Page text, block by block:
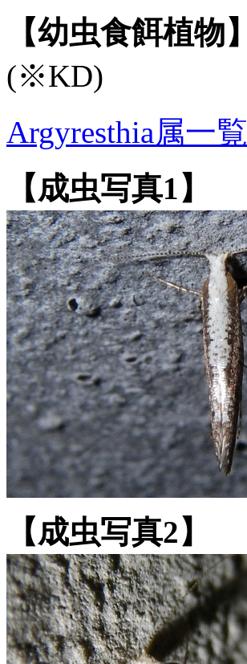
【幼虫食餌植物】
(※KD)
Argyresthia属一覧
【成虫写真1】
【成虫写真2】